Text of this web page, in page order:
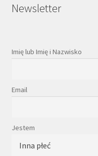
Newsletter
Imię lub Imię i Nazwisko
Email
Jestem